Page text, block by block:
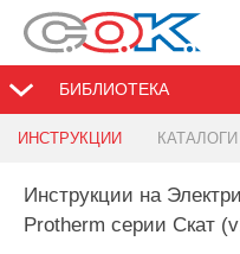
БИБЛИОТЕКА
ИНСТРУКЦИИ КАТАЛОГИ
Инструкции на
Protherm серии Скат